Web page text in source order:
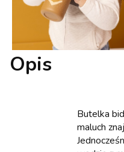
Opis
Butelka
maluch